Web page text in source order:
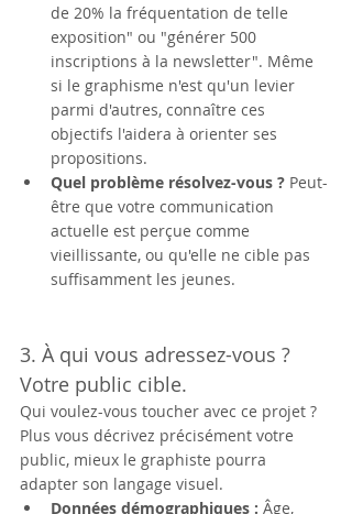
de 20% la fréquentation de telle
exposition" ou "générer 500
inscriptions à la newsletter". Même
si le graphisme n'est qu'un levier
parmi d'autres, connaître ces
objectifs l'aidera à orienter ses
propositions.
Quel problème résolvez-vous ? Peut-
être que votre communication
actuelle est perçue comme
vieillissante, ou qu'elle ne cible pas
suffisamment les jeunes.
3. À qui vous adressez-vous ?
Votre public cible.
Qui voulez-vous toucher avec ce projet ?
Plus vous décrivez précisément votre
public, mieux le graphiste pourra
adapter son langage visuel.
Données démographiques : Âge,